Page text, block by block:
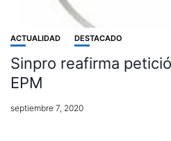
ACTUALIDAD DESTACADO
Sinpro reafirma
EPM
septiembre 7, 2020